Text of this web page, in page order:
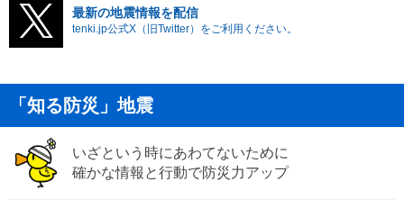
最新の地震情報を配信
tenki.jp公式X（旧Twitter）をご利用ください。
「知る防災」地震
いざという時にあわてないために
確かな情報と行動で防災力アップ